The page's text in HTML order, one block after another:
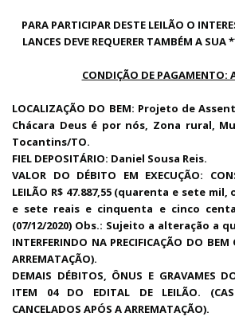
PARA PARTICIPAR DESTE LEILÃO O
LANCES DEVE REQUERER TAMBÉM A
CONDIÇÃO DE PAGAMENTO:
LOCALIZAÇÃO DO BEM: Projeto de
Chácara Deus é por nós, Zona rural,
Tocantins/TO.
FIEL DEPOSITÁRIO: Daniel Sousa Reis.
VALOR DO DÉBITO EM EXECUÇÃO:
LEILÃO R$ 47.887,55 (quarenta e sete
e sete reais e cinquenta e cinco
(07/12/2020) Obs.: Sujeito a alteração a
INTERFERINDO NA PRECIFICAÇÃO DO
ARREMATAÇÃO).
DEMAIS DÉBITOS, ÔNUS E GRAVAMES
ITEM 04 DO EDITAL DE LEILÃO.
CANCELADOS APÓS A ARREMATAÇÃO).